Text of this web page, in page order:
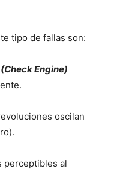
tipo de fallas son:
Engine)
oscilan
perceptibles al